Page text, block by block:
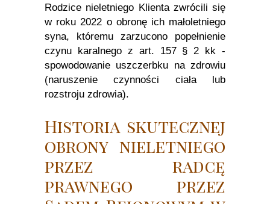
Rodzice nieletniego Klienta zwrócili się
w roku 2022 o obronę ich małoletniego
syna, któremu zarzucono popełnienie
czynu karalnego z art. 157 § 2 kk -
spowodowanie uszczerbku na zdrowiu
(naruszenie czynności ciała lub
rozstroju zdrowia).
Historia skutecznej
obrony nieletniego
przez radcę
prawnego przez